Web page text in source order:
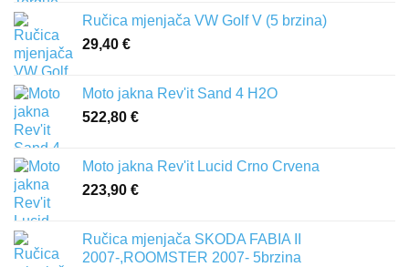
Ručica mjenjača VW Golf V (5 brzina)
29,40 €
Moto jakna Rev'it Sand 4 H2O
522,80 €
Moto jakna Rev'it Lucid Crno Crvena
223,90 €
Ručica mjenjača SKODA FABIA II
2007-,ROOMSTER 2007- 5brzina